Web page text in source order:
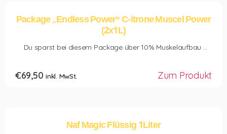
Package ,,Endless Power“ C-itrone Muscel Power
(2x1L)
Du sparst bei diesem Package über 10% Muskelaufbau ...
€69,50 inkl. MwSt. Zum Produkt
Naf Magic Flüssig 1Liter